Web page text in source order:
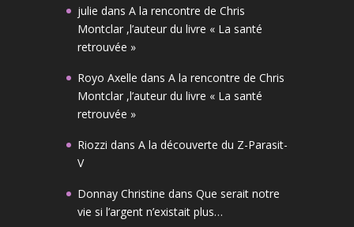
julie dans A la rencontre de Chris
Montclar ,l’auteur du livre « La santé
retrouvée »
Royo Axelle dans A la rencontre de Chris
Montclar ,l’auteur du livre « La santé
retrouvée »
Riozzi dans A la découverte du Z-Parasit-
V
Donnay Christine dans Que serait notre
vie si l’argent n’existait plus…